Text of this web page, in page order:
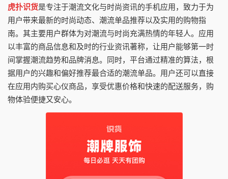
虎扑识货是专注于潮流文化与时尚资讯的手机应用，致力于为
用户带来最新的时尚动态、潮流单品推荐以及实用的购物指
南。其主要用户群体为对潮流与时尚充满热情的年轻人。应用
以丰富的商品信息和及时的行业资讯著称，让用户能够第一时
间掌握潮流趋势和品牌消息。同时，平台通过精准的算法，根
据用户的兴趣和偏好推荐最合适的潮流单品。用户还可以直接
在应用内购买心仪商品，享受优惠价格和快速的配送服务，购
物体验便捷又安心。